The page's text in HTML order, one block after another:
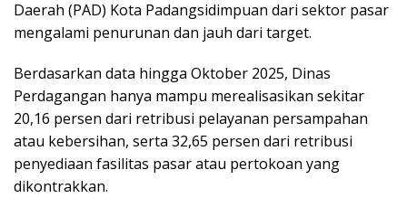
Daerah (PAD) Kota Padangsidimpuan dari sektor pasar
mengalami penurunan dan jauh dari target.
Berdasarkan data hingga Oktober 2025, Dinas
Perdagangan hanya mampu merealisasikan sekitar
20,16 persen dari retribusi pelayanan persampahan
atau kebersihan, serta 32,65 persen dari retribusi
penyediaan fasilitas pasar atau pertokoan yang
dikontrakkan.